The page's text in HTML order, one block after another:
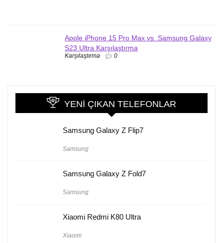
Apple iPhone 15 Pro Max vs. Samsung Galaxy
S23 Ultra Karşılaştırma
Karşılaştırma 0
YENI ÇIKAN TELEFONLAR
Samsung Galaxy Z Flip7
Samsung
Samsung Galaxy Z Fold7
Samsung
Xiaomi Redmi K80 Ultra
Xiaomi